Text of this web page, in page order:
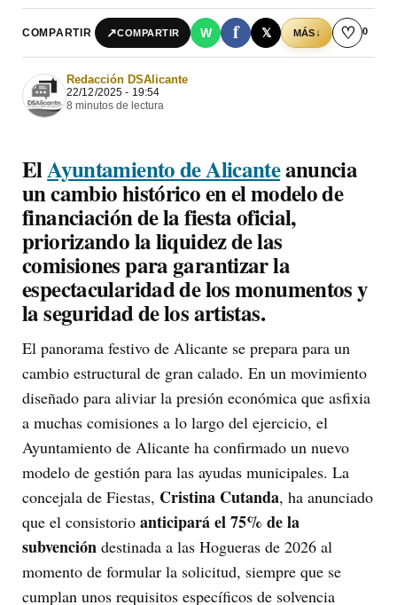
COMPARTIR ↗COMPARTIR W f 𝕏 MÁS↓ ♡ 0
Redacción DSAlicante
22/12/2025 - 19:54
8 minutos de lectura
ElAyuntamiento de Alicanteanuncia
un cambio histórico en el modelo de
financiación de la fiesta oficial,
priorizando la liquidez de las
comisiones para garantizar la
espectacularidad de los monumentos y
la seguridad de los artistas.
El panorama festivo de Alicante se prepara para un
cambio estructural de gran calado. En un movimiento
diseñado para aliviar la presión económica que asfixia
a muchas comisiones a lo largo del ejercicio, el
Ayuntamiento de Alicante ha confirmado un nuevo
modelo de gestión para las ayudas municipales. La
concejala de Fiestas, Cristina Cutanda, ha anunciado
que el consistorio anticipará el 75% de la
subvención destinada a las Hogueras de 2026 al
momento de formular la solicitud, siempre que se
cumplan unos requisitos específicos de solvencia